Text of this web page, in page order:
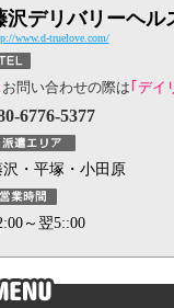
沢デリバリーヘル
www.d-truelove.com/
お問い合わせの際は｢デイ
6776-5377
沢・平塚・小田原
～翌5::00